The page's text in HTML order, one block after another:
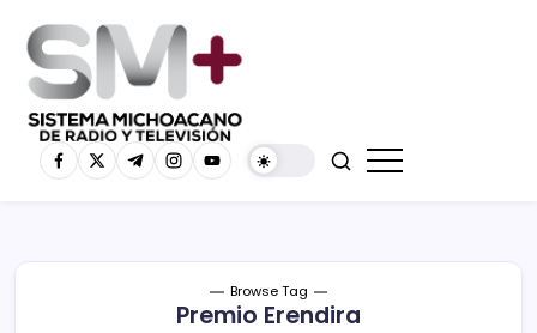
Browse Tag
Premio Erendira